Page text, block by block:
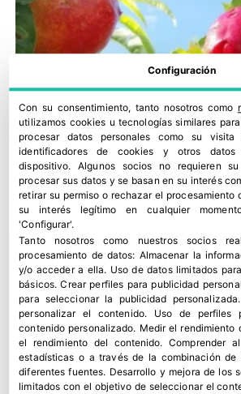
Configuración
Con su consentimiento, tanto nosotros como
utilizamos cookies u tecnologías similares
procesar datos personales como su
identificadores de cookies y otros datos
dispositivo. Algunos socios no requieren
procesar sus datos y se basan en su interés
retirar su permiso o rechazar el procesamiento
su interés legítimo en cualquier
'Configurar'.
Tanto nosotros como nuestros socios
procesamiento de datos: Almacenar la
y/o acceder a ella. Uso de datos limitados
básicos.Crear perfiles para publicidad
para seleccionar la publicidad personalizada
personalizar el contenido. Uso de perfiles
contenido personalizado. Medir el rendimiento
el rendimiento del contenido.Comprender
estadísticas o a través de la combinación de
diferentes fuentes. Desarrollo y mejora de los
limitados con el objetivo de seleccionar el